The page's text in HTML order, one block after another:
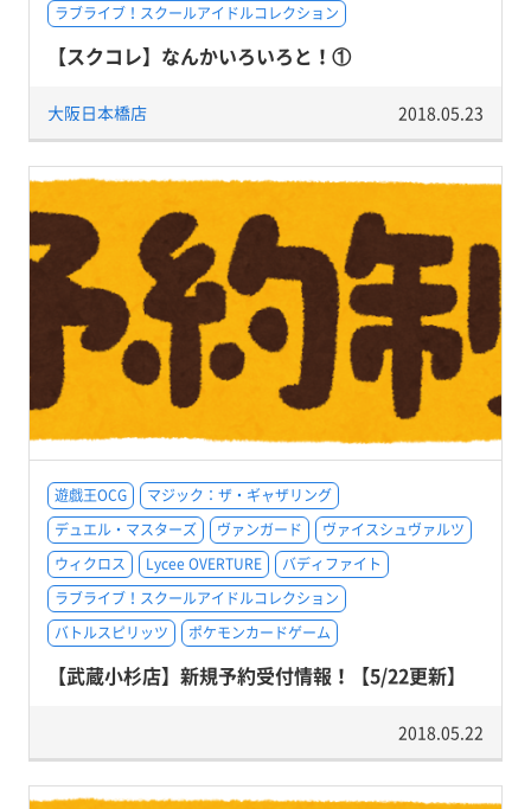
ラブライブ！スクールアイドルコレクション
【スクコレ】なんかいろいろと！①
大阪日本橋店 2018.05.23
遊戯王OCG
マジック：ザ・ギャザリング
デュエル・マスターズ
ヴァンガード
ヴァイスシュヴァルツ
ウィクロス
Lycee OVERTURE
バディファイト
ラブライブ！スクールアイドルコレクション
バトルスピリッツ
ポケモンカードゲーム
【武蔵小杉店】新規予約受付情報！【5/22更新】
2018.05.22